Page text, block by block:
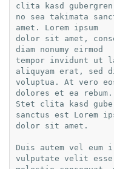
clita kasd
no sea takimata
amet. Lorem ipsum
dolor sit amet,
diam nonumy eirmod
tempor invidunt ut
aliquyam erat, sed
voluptua. At vero
dolores et ea rebum.
Stet clita kasd
sanctus est Lorem
dolor sit amet.
Duis autem vel
vulputate velit esse